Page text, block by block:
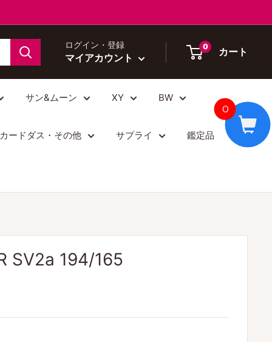
ログイン・登録
マイアカウント
0 カート
サン&ムーン XY BW
カードダス・その他 サプライ 鑑定品
SV2a 194/165
0